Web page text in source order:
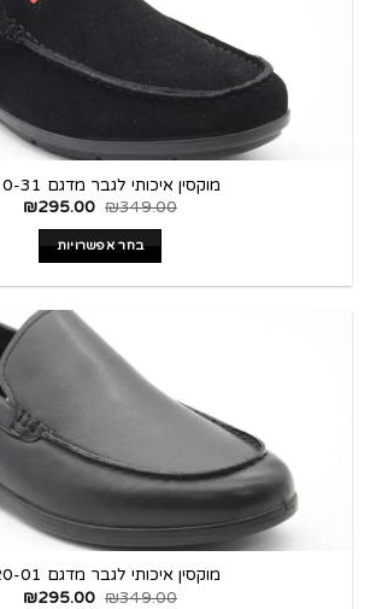
מוקסין איכותי לגבר מדגם 110-31
₪349.00
₪295.00
בחר אפשרויות
מוקסין איכותי לגבר מדגם 220-01
₪349.00
₪295.00